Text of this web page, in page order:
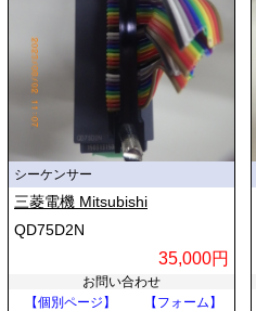
シーケンサー
三菱電機 Mitsubishi
QD75D2N
35,000円
お問い合わせ
【個別ページ】
【フォーム】